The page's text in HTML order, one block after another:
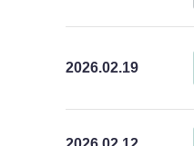
2026.02.19